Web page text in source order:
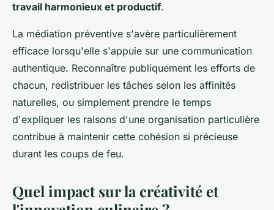
travail harmonieux et productif.
La médiation préventive s'avère particulièrement
efficace lorsqu'elle s'appuie sur une communication
authentique. Reconnaître publiquement les efforts de
chacun, redistribuer les tâches selon les affinités
naturelles, ou simplement prendre le temps
d'expliquer les raisons d'une organisation particulière
contribue à maintenir cette cohésion si précieuse
durant les coups de feu.
Quel impact sur la créativité et